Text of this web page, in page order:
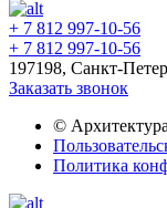
+ 7 812 997-10-56
+ 7 812 997-10-56
197198, Санкт-
Заказать звонок
©
Политика